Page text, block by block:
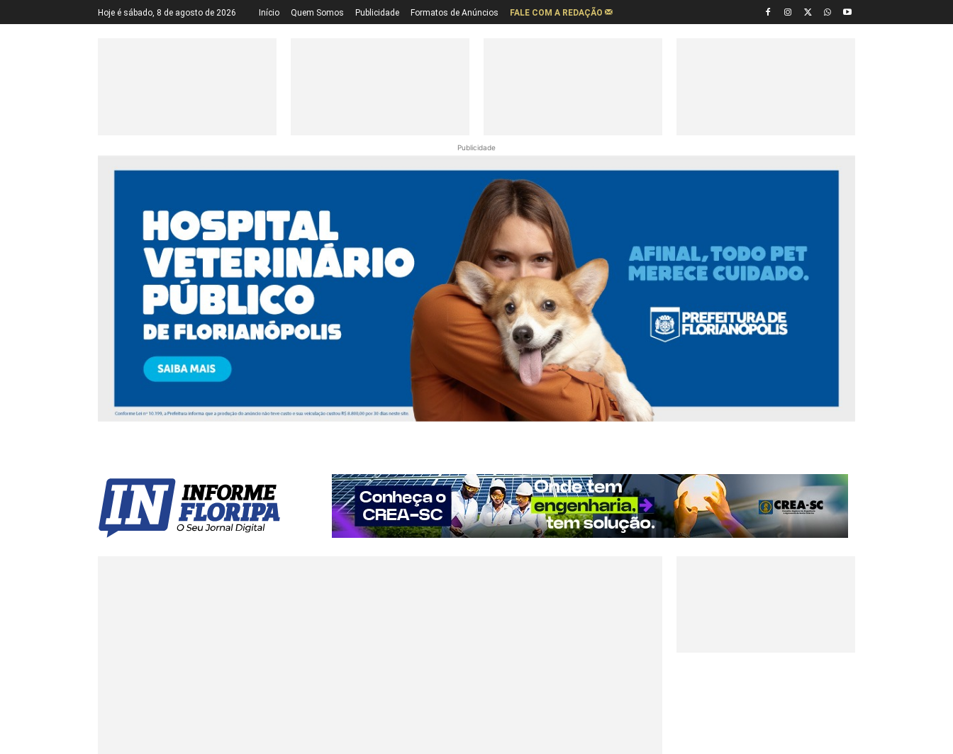
Hoje é sábado, 8 de agosto de 2026 Início Quem Somos Publicidade Formatos de Anúncios FALE COM A REDAÇÃO
Publicidade